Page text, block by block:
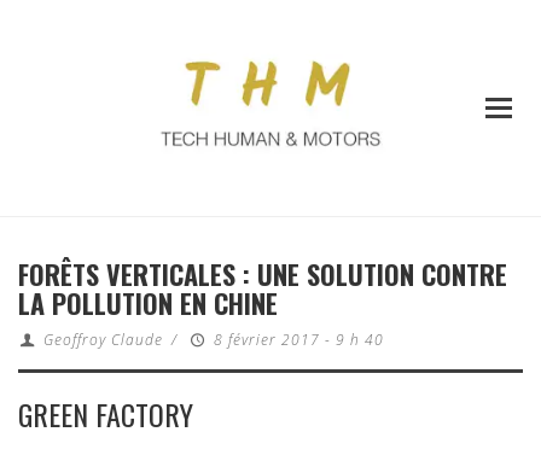
FORÊTS VERTICALES : UNE SOLUTION CONTRE
LA POLLUTION EN CHINE
Geoffroy Claude / 8 février 2017 - 9 h 40
GREEN FACTORY